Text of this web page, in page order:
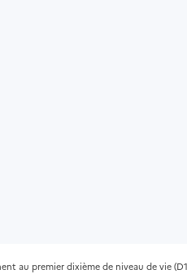
au premier dixième de niveau de vie